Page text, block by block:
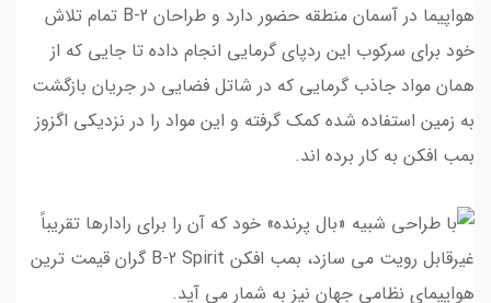
هواپیما در آسمان منطقه حضور دارد و طراحان B-2 تمام تلاش
خود برای سرکوب این ردپای گرمایی انجام داده تا جایی که از
همان مواد جاذب گرمایی که در شاتل فضایی در جریان بازگشت
به زمین استفاده شده کمک گرفته و این مواد را در نزدیکی اگزوز
بمب افکن به کار برده اند.